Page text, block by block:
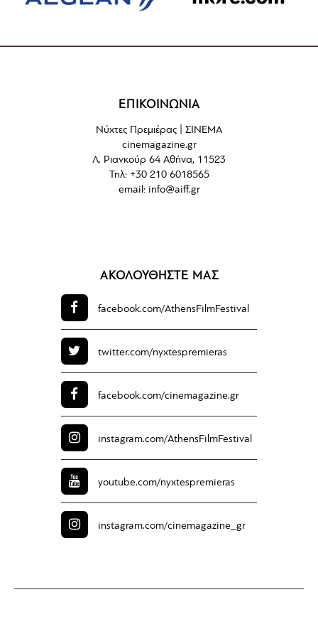
ΕΠΙΚΟΙΝΩΝΙΑ
Νύχτες Πρεμιέρας | ΣΙΝΕΜΑ
cinemagazine.gr
Λ. Ριανκούρ 64 Αθήνα, 11523
Τηλ: +30 210 6018565
email: info@aiff.gr
ΑΚΟΛΟΥΘΗΣΤΕ ΜΑΣ
facebook.com/AthensFilmFestival
twitter.com/nyxtespremieras
facebook.com/cinemagazine.gr
instagram.com/AthensFilmFestival
youtube.com/nyxtespremieras
instagram.com/cinemagazine_gr